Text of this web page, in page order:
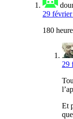
29
180
29
Et